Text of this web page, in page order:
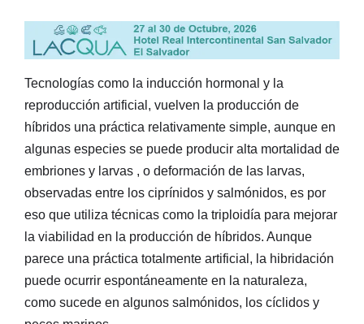
Tecnologías como la inducción hormonal y la
reproducción artificial, vuelven la producción de
híbridos una práctica relativamente simple, aunque en
algunas especies se puede producir alta mortalidad de
embriones y larvas , o deformación de las larvas,
observadas entre los ciprínidos y salmónidos, es por
eso que utiliza técnicas como la triploidía para mejorar
la viabilidad en la producción de híbridos. Aunque
parece una práctica totalmente artificial, la hibridación
puede ocurrir espontáneamente en la naturaleza,
como sucede en algunos salmónidos, los cíclidos y